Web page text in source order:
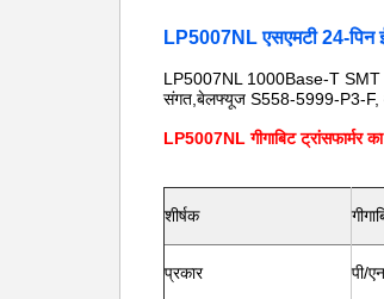
LP5007NL एसएमटी 24-पिन
LP5007NL 1000Base-T SMT
संगत,बेलफ्यूज S558-5999-P3-F,
LP5007NL गीगाबिट ट्रांसफार्मर का
शीर्षक
प्रकार पी/एन